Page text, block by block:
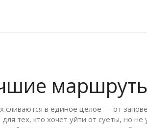
сливаются в единое целое — от
тех, кто хочет уйти от суеты, но не